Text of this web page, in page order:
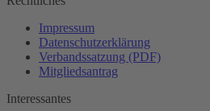
Impressum
Datenschutzerklärung
Verbandssatzung (PDF)
Mitgliedsantrag
Interessantes